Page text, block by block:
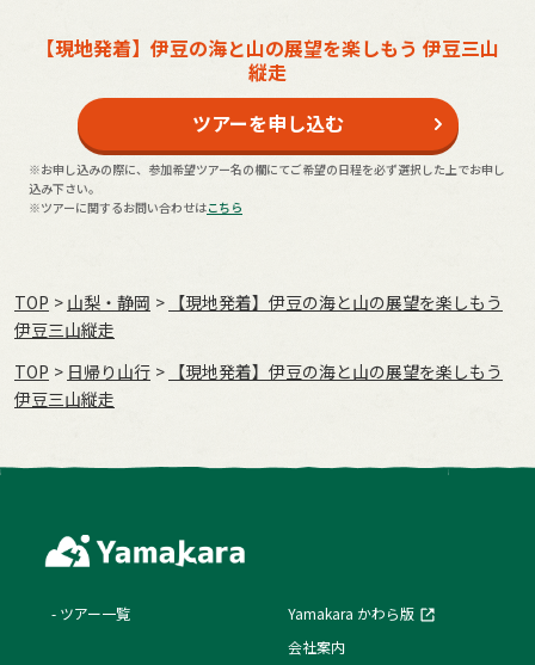
【現地発着】伊豆の海と山の展望を楽しもう 伊豆三山
縦走
ツアーを申し込む
※お申し込みの際に、参加希望ツアー名の欄にてご希望の日程を必ず選択した上でお申し
込み下さい。
※ツアーに関するお問い合わせはこちら
TOP 山梨・静岡
【現地発着】伊豆の海と山の展望を楽しもう
伊豆三山縦走
TOP
日帰り山行
【現地発着】伊豆の海と山の展望を楽しもう
伊豆三山縦走
ツアー一覧
Yamakara かわら版
会社案内